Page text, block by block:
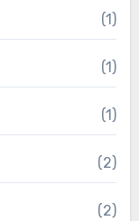
(1)
(1)
(1)
(2)
(2)